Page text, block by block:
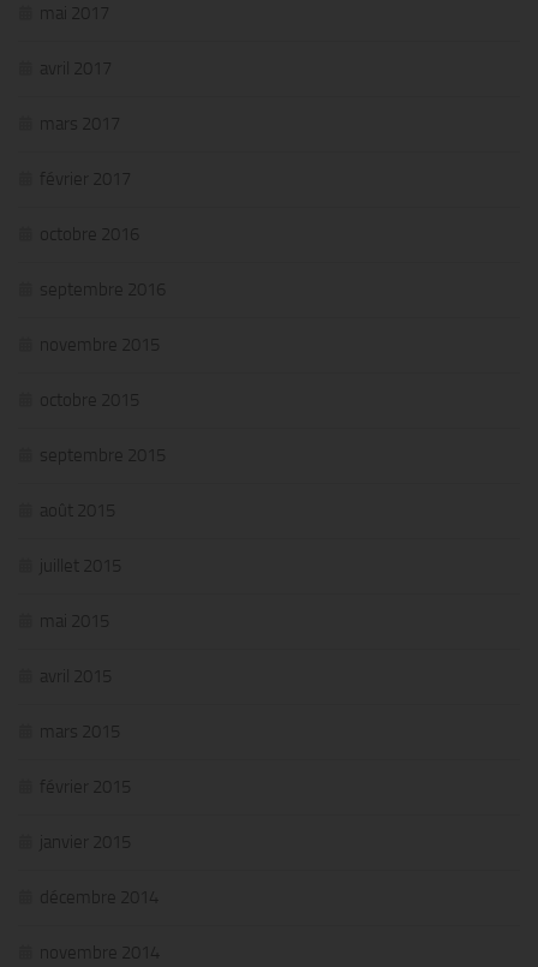
mai 2017
avril 2017
mars 2017
février 2017
octobre 2016
septembre 2016
novembre 2015
octobre 2015
septembre 2015
août 2015
juillet 2015
mai 2015
avril 2015
mars 2015
février 2015
janvier 2015
décembre 2014
novembre 2014